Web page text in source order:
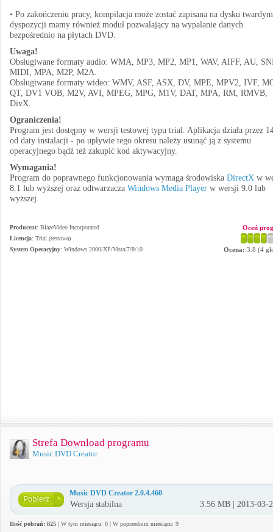
• Po zakończeniu pracy, kompilacja może zostać zapisana na dysku
dyspozycji mamy również moduł pozwalający na wypalanie danych
bezpośrednio na płytach DVD.
Uwaga!
Obsługiwane formaty audio: WMA, MP3, MP2, MP1, WAV, AIFF, AU,
MIDI, MPA, M2P, M2A.
Obsługiwane formaty wideo: WMV, ASF, ASX, DV, MPE, MPV2, IVF,
QT, DV1 VOB, M2V, AVI, MPEG, MPG, M1V, DAT, MPA, RM, RMVB,
DivX.
Ograniczenia!
Program jest dostępny w wersji testowej typu trial. Aplikacja działa przez
od daty instalacji - po upływie tego okresu należy usunąć ją z systemu
operacyjnego bądź też zakupić kod aktywacyjny.
Wymagania!
Program do poprawnego funkcjonowania wymaga środowiska DirectX w
8.1 lub wyższej oraz odtwarzacza Windows Media Player w wersji 9.0 lub
wyższej.
Producent: BlazeVideo Incorporated
Licencja: Trial (testowa)
System Operacyjny: Windows 2000/XP/Vista/7/8/10
Oceń
Ocena: 3.8 (4
Strefa Download programu
Music DVD Creator
Music DVD Creator 2.0.4.460
Wersja stabilna 3.56 MB | 2013-03-
Ilość pobrań: 825 | W tym miesiącu: 0 | W poprzednim miesiącu: 9